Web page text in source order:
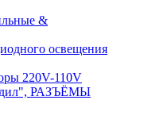
&
освещения
220V-110V
РАЗЪЁМЫ